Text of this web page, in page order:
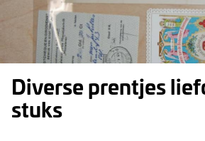
Diverse prentjes
stuks